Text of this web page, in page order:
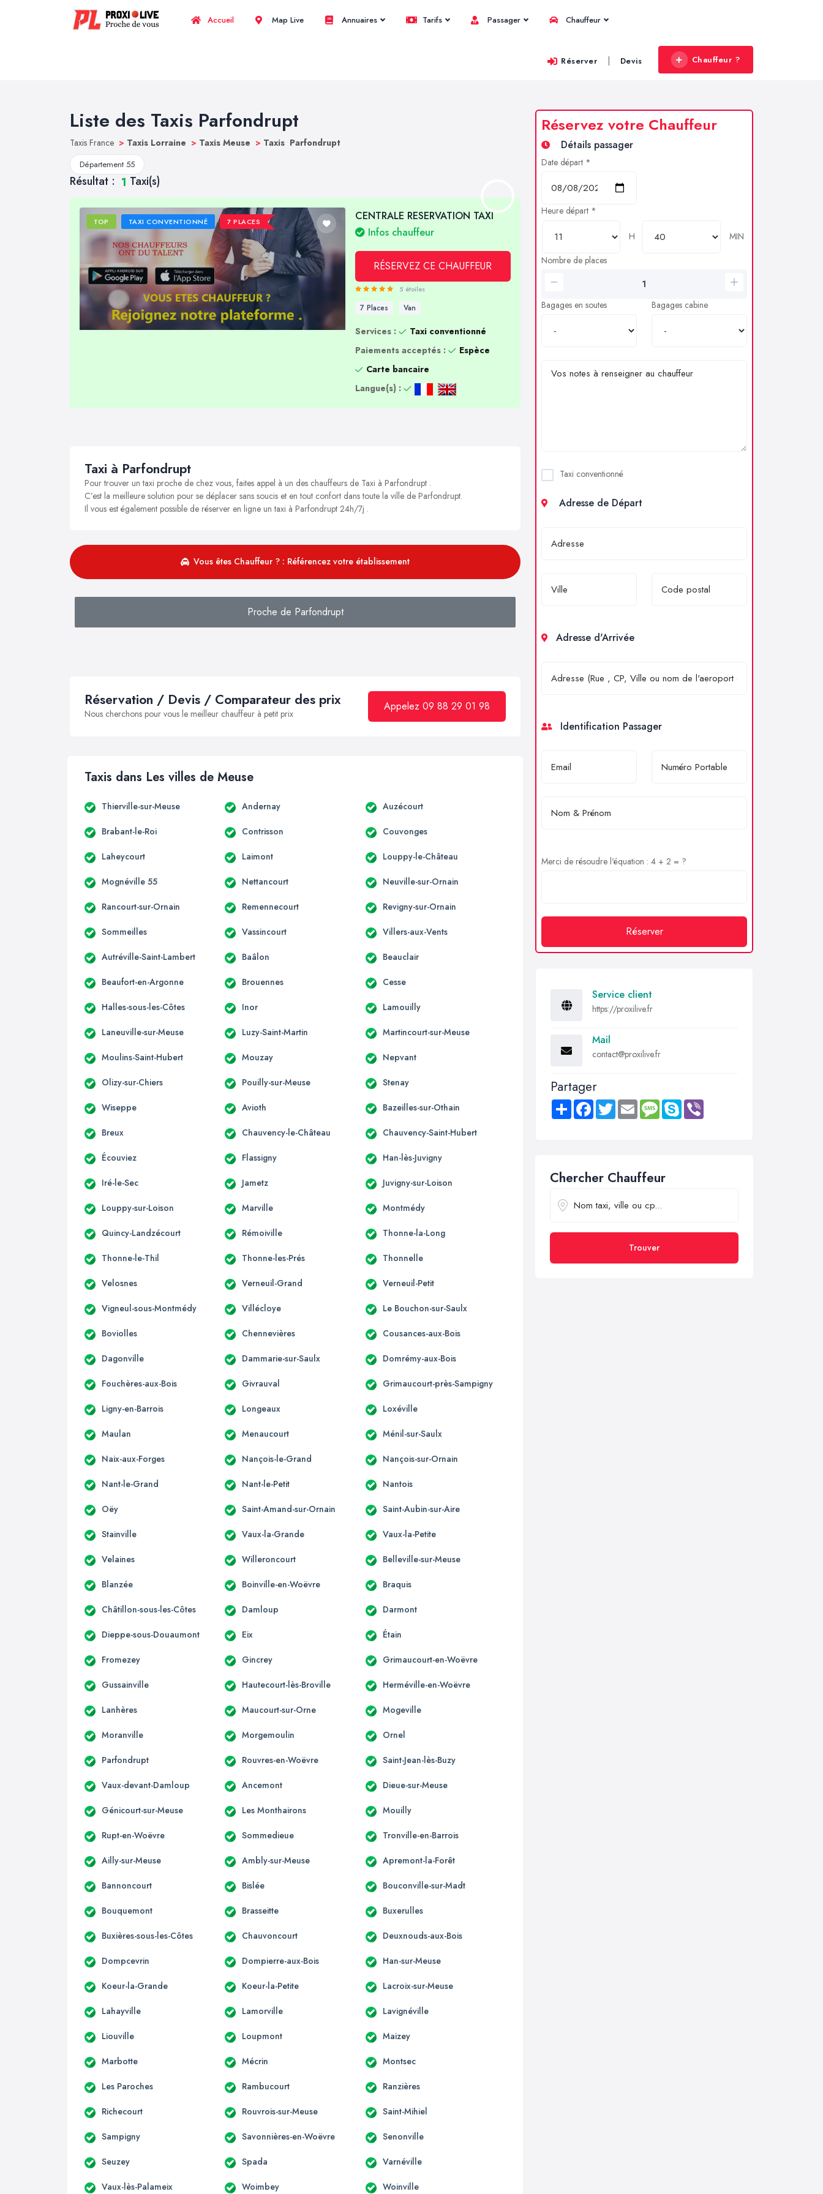
Accueil Map Live Annuaires Tarifs Passager Chauffeur
Réserver | Devis Chauffeur ?
Liste des Taxis Parfondrupt
Taxis France > Taxis Lorraine > Taxis Meuse > Taxis Parfondrupt
Département 55
Résultat : 1 Taxi(s)
TOP TAXI CONVENTIONNÉ 7 PLACES
CENTRALE RESERVATION TAXI
Infos chauffeur
RÉSERVEZ CE CHAUFFEUR
5 étoiles
7 Places Van
Services :
Taxi conventionné
Paiements acceptés :
Espèce
Carte bancaire
Langue(s) :
Taxi à Parfondrupt
Pour trouver un taxi proche de chez vous, faites appel à un des chauffeurs de Taxi à Parfondrupt .
C’est la meilleure solution pour se déplacer sans soucis et en tout confort dans toute la ville de Parfondrupt.
Il vous est également possible de réserver en ligne un taxi à Parfondrupt 24h/7j .
Vous êtes Chauffeur ? : Référencez votre établissement
Proche de Parfondrupt
Réservation / Devis / Comparateur des prix
Nous cherchons pour vous le meilleur chauffeur à petit prix
Appelez 09 88 29 01 98
Taxis dans Les villes de Meuse
Thierville-sur-Meuse Andernay Auzécourt
Brabant-le-Roi Contrisson Couvonges
Laheycourt Laimont Louppy-le-Château
Mognéville 55 Nettancourt Neuville-sur-Ornain
Rancourt-sur-Ornain Remennecourt Revigny-sur-Ornain
Sommeilles Vassincourt Villers-aux-Vents
Autréville-Saint-Lambert Baâlon Beauclair
Beaufort-en-Argonne Brouennes Cesse
Halles-sous-les-Côtes Inor Lamouilly
Laneuville-sur-Meuse Luzy-Saint-Martin Martincourt-sur-Meuse
Moulins-Saint-Hubert Mouzay Nepvant
Olizy-sur-Chiers Pouilly-sur-Meuse Stenay
Wiseppe Avioth Bazeilles-sur-Othain
Breux Chauvency-le-Château Chauvency-Saint-Hubert
Écouviez Flassigny Han-lès-Juvigny
Iré-le-Sec Jametz Juvigny-sur-Loison
Louppy-sur-Loison Marville Montmédy
Quincy-Landzécourt Rémoiville Thonne-la-Long
Thonne-le-Thil Thonne-les-Prés Thonnelle
Velosnes Verneuil-Grand Verneuil-Petit
Vigneul-sous-Montmédy Villécloye Le Bouchon-sur-Saulx
Boviolles Chennevières Cousances-aux-Bois
Dagonville Dammarie-sur-Saulx Domrémy-aux-Bois
Fouchères-aux-Bois Givrauval Grimaucourt-près-Sampigny
Ligny-en-Barrois Longeaux Loxéville
Maulan Menaucourt Ménil-sur-Saulx
Naix-aux-Forges Nançois-le-Grand Nançois-sur-Ornain
Nant-le-Grand Nant-le-Petit Nantois
Oëy Saint-Amand-sur-Ornain Saint-Aubin-sur-Aire
Stainville Vaux-la-Grande Vaux-la-Petite
Velaines Willeroncourt Belleville-sur-Meuse
Blanzée Boinville-en-Woëvre Braquis
Châtillon-sous-les-Côtes Damloup Darmont
Dieppe-sous-Douaumont Eix Étain
Fromezey Gincrey Grimaucourt-en-Woëvre
Gussainville Hautecourt-lès-Broville Herméville-en-Woëvre
Lanhères Maucourt-sur-Orne Mogeville
Moranville Morgemoulin Ornel
Parfondrupt Rouvres-en-Woëvre Saint-Jean-lès-Buzy
Vaux-devant-Damloup Ancemont Dieue-sur-Meuse
Génicourt-sur-Meuse Les Monthairons Mouilly
Rupt-en-Woëvre Sommedieue Tronville-en-Barrois
Ailly-sur-Meuse Ambly-sur-Meuse Apremont-la-Forêt
Bannoncourt Bislée Bouconville-sur-Madt
Bouquemont Brasseitte Buxerulles
Buxières-sous-les-Côtes Chauvoncourt Deuxnouds-aux-Bois
Dompcevrin Dompierre-aux-Bois Han-sur-Meuse
Koeur-la-Grande Koeur-la-Petite Lacroix-sur-Meuse
Lahayville Lamorville Lavignéville
Liouville Loupmont Maizey
Marbotte Mécrin Montsec
Les Paroches Rambucourt Ranzières
Richecourt Rouvrois-sur-Meuse Saint-Mihiel
Sampigny Savonnières-en-Woëvre Senonville
Seuzey Spada Varnéville
Vaux-lès-Palameix Woimbey Woinville
Réservez votre Chauffeur
Détails passager
Date départ *
Heure départ *
H
MIN
Nombre de places
Bagages en soutes Bagages cabine
Taxi conventionné
Adresse de Départ
Adresse d'Arrivée
Identification Passager
Merci de résoudre l'équation : 4 + 2 = ?
Réserver
Service client
https://proxilive.fr
Mail
contact@proxilive.fr
Partager
Share FacebookTwitter Email MessageSkype
Chercher Chauffeur
Trouver